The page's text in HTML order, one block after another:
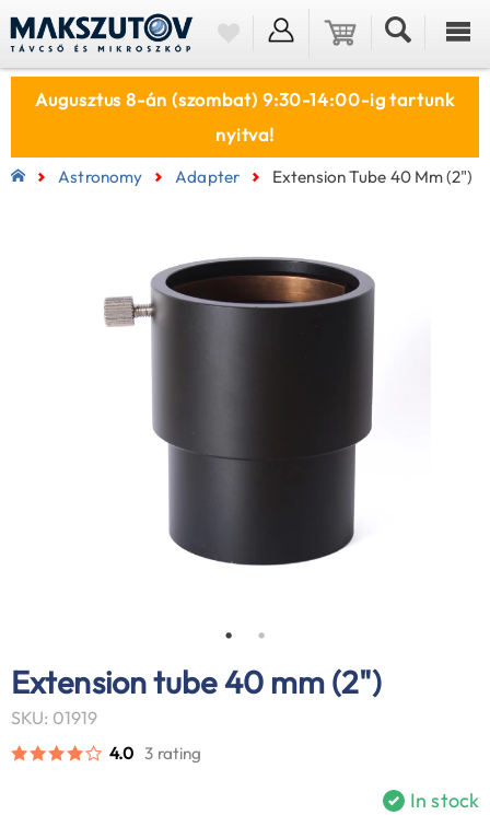
Augusztus 8-án (szombat) 9:30-14:00-ig tartunk
nyitva!
Astronomy Adapter Extension Tube 40 Mm (2")
Extension tube 40 mm (2")
SKU: 01919
4.0 3 rating
In stock